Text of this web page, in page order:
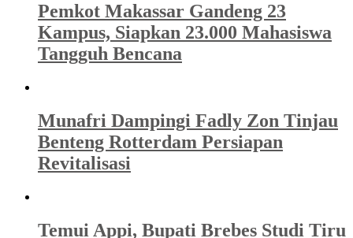
Pemkot Makassar Gandeng 23
Kampus, Siapkan 23.000 Mahasiswa
Tangguh Bencana
Munafri Dampingi Fadly Zon Tinjau
Benteng Rotterdam Persiapan
Revitalisasi
Temui Appi, Bupati Brebes Studi Tiru